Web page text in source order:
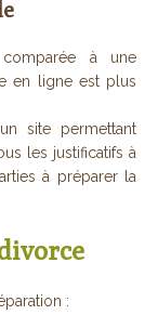
à une
en ligne est plus
site permettant
les justificatifs à
à préparer la
: